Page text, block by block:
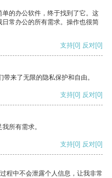
的办公软件，终于找到了它。这
常办公的所有需求。操作也很简
支持[0] 反对[0]
来了无限的隐私保护和自由。
支持[0] 反对[0]
所有需求。
支持[0] 反对[0]
程中不会泄露个人信息，让我非常